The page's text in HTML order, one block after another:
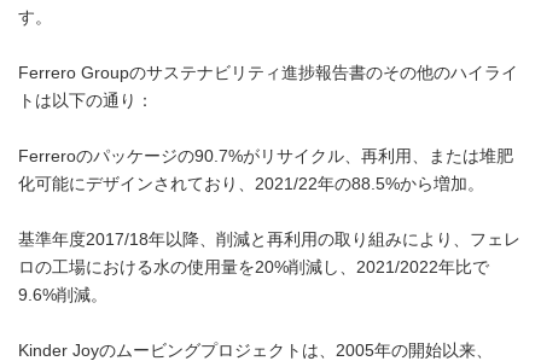
す。
Ferrero Groupのサステナビリティ進捗報告書のその他のハイライ
トは以下の通り：
Ferreroのパッケージの90.7%がリサイクル、再利用、または堆肥
化可能にデザインされており、2021/22年の88.5%から増加。
基準年度2017/18年以降、削減と再利用の取り組みにより、フェレ
ロの工場における水の使用量を20%削減し、2021/2022年比で
9.6%削減。
Kinder Joyのムービングプロジェクトは、2005年の開始以来、